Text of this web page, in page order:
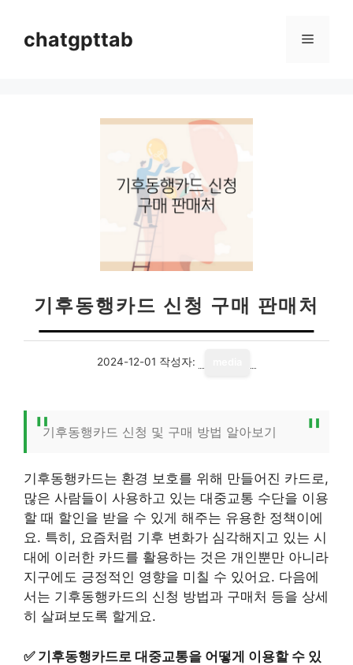
chatgpttab 메
기후동행카드 신청 구매 판매처
2024-12-01 작성자:
기후동행카드 신청 및 구매 방법 알아보기
기후동행카드는 환경 보호를 위해 만들어진 카드로,
많은 사람들이 사용하고 있는 대중교통 수단을 이용
할 때 할인을 받을 수 있게 해주는 유용한 정책이에
요. 특히, 요즘처럼 기후 변화가 심각해지고 있는 시
대에 이러한 카드를 활용하는 것은 개인뿐만 아니라
지구에도 긍정적인 영향을 미칠 수 있어요. 다음에
서는 기후동행카드의 신청 방법과 구매처 등을 상세
히 살펴보도록 할게요.
✅ 기후동행카드로 대중교통을 어떻게 이용할 수 있